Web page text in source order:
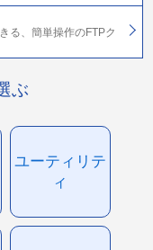
る、簡単操作のFTPク
ぶ
ユーティリテ
ィ